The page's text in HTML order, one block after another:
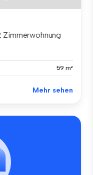
59 m²
Mehr sehen